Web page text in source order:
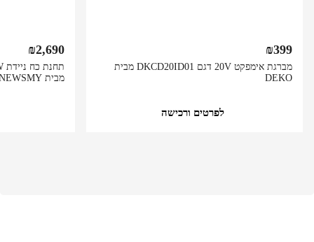
מברגת אימפקט 20V דגם DKCD20ID01 מבית
DEKO
₪399
לפרטים ורכישה
מבית NEWSMY
₪2,690